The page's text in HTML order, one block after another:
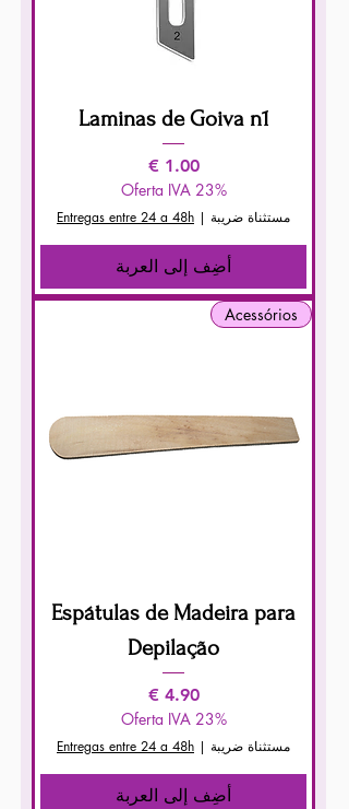
Laminas de Goiva n1
السعر‏1.00 €
Oferta IVA 23%
مستثناة ضريبة |
Entregas entre 24 a 48h
أضِف إلى العربة
Acessórios
Espátulas de Madeira para
Depilação
السعر‏4.90 €
Oferta IVA 23%
مستثناة ضريبة |
Entregas entre 24 a 48h
أضِف إلى العربة